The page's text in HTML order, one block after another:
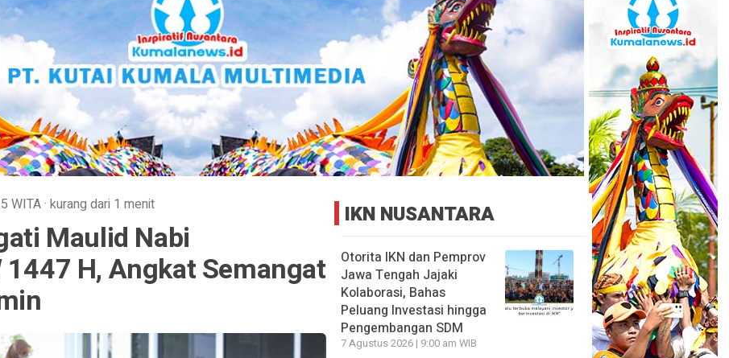
WITA· kurang dari 1 menit
Maulid Nabi
H, Angkat Semangat
IKN NUSANTARA
Otorita IKN dan Pemprov
Jawa Tengah Jajaki
Kolaborasi, Bahas
Peluang Investasi hingga
Pengembangan SDM
7 Agustus 2026 | 9:00 am WIB